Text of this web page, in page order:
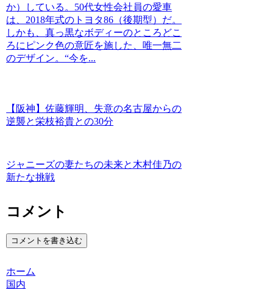
か）している。50代女性会社員の愛車
は、2018年式のトヨタ86（後期型）だ。
しかも、真っ黒なボディーのところどこ
ろにピンク色の意匠を施した、唯一無二
のデザイン。“今を...
【阪神】佐藤輝明、失意の名古屋からの
逆襲と栄枝裕貴との30分
ジャニーズの妻たちの未来と木村佳乃の
新たな挑戦
コメント
コメントを書き込む
ホーム
国内